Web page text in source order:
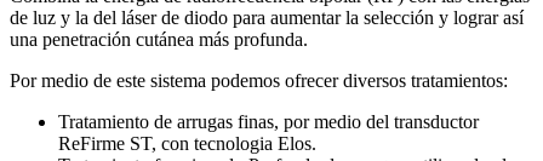
de luz y la del láser de diodo para aumentar la selección y lograr así
una penetración cutánea más profunda.
Por medio de este sistema podemos ofrecer diversos tratamientos:
Tratamiento de arrugas finas, por medio del transductor
ReFirme ST, con tecnologia Elos.